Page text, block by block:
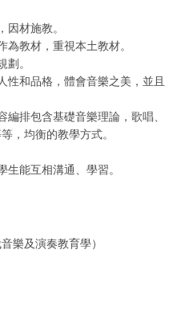
材施教。
教材，重視本土教材。
。
性和品格，體會音樂之美，並且
排包含基礎音樂理論，歌唱、
，均衡的教學方式。
能互相溝通、學習。
樂及演奏教育學）